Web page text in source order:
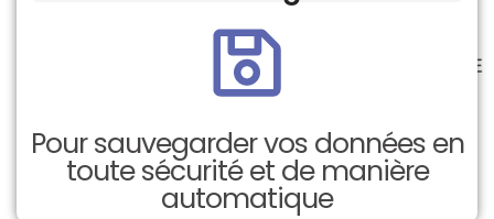
Pour sauvegarder vos données en
toute sécurité et de manière
automatique